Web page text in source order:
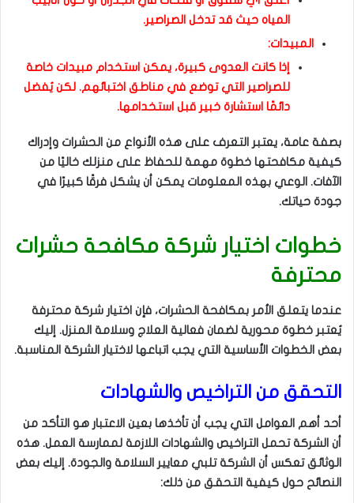
المياه حيث قد تدخل الصراصير.
المبيدات:
إذا كانت العدوى كبيرة، يمكن استخدام مبيدات خاصة
للصراصير التي توضع في مناطق اختبائهم. لكن يُفضل
دائمًا استشارة خبير قبل استخدامها.
بصفة عامة، يعتبر التعرف على هذه الأنواع من الحشرات وإدراك
كيفية مكافحتها خطوة مهمة للحفاظ على منزلك خاليًا من
الآفات. الوعي بهذه المعلومات يمكن أن يشكل فرقًا كبيرًا في
جودة حياتك.
خطوات اختيار شركة مكافحة حشرات
محترفة
عندما يتعلق الأمر بمكافحة الحشرات، فإن اختيار شركة محترفة
يُعتبر خطوة محورية لضمان فعالية العلاج وسلامة المنزل. إليك
بعض الخطوات الأساسية التي يجب اتباعها لاختيار الشركة المناسبة.
التحقق من التراخيص والشهادات
أحد أهم العوامل التي يجب أن تأخذها بعين الاعتبار هو التأكد من
أن الشركة تحمل التراخيص والشهادات اللازمة لممارسة العمل. هذه
الوثائق تعكس أن الشركة تلبي معايير السلامة والجودة. إليك بعض
النصائح حول كيفية التحقق من ذلك: